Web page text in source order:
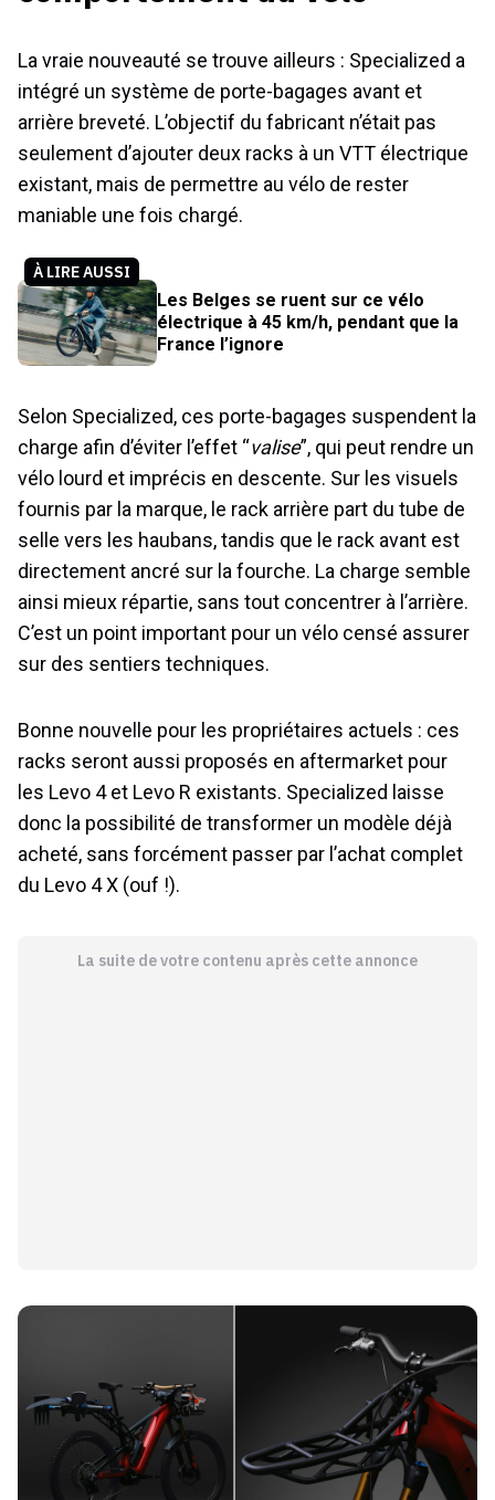
La vraie nouveauté se trouve ailleurs : Specialized a
intégré un système de porte-bagages avant et
arrière breveté. L’objectif du fabricant n’était pas
seulement d’ajouter deux racks à un VTT électrique
existant, mais de permettre au vélo de rester
maniable une fois chargé.
À LIRE AUSSI
Les Belges se ruent sur ce vélo
électrique à 45 km/h, pendant que la
France l’ignore
Selon Specialized, ces porte-bagages suspendent la
charge afin d’éviter l’effet “valise”, qui peut rendre un
vélo lourd et imprécis en descente. Sur les visuels
fournis par la marque, le rack arrière part du tube de
selle vers les haubans, tandis que le rack avant est
directement ancré sur la fourche. La charge semble
ainsi mieux répartie, sans tout concentrer à l’arrière.
C’est un point important pour un vélo censé assurer
sur des sentiers techniques.
Bonne nouvelle pour les propriétaires actuels : ces
racks seront aussi proposés en aftermarket pour
les Levo 4 et Levo R existants. Specialized laisse
donc la possibilité de transformer un modèle déjà
acheté, sans forcément passer par l’achat complet
du Levo 4 X (ouf !).
La suite de votre contenu après cette annonce